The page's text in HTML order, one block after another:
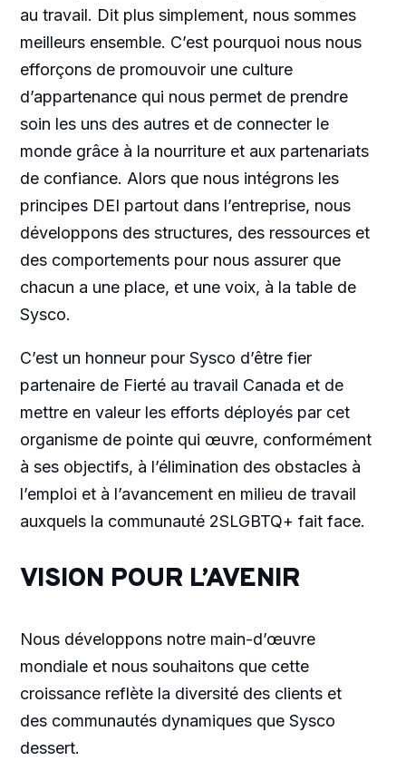
au travail. Dit plus simplement, nous sommes
meilleurs ensemble. C’est pourquoi nous nous
efforçons de promouvoir une culture
d’appartenance qui nous permet de prendre
soin les uns des autres et de connecter le
monde grâce à la nourriture et aux partenariats
de confiance. Alors que nous intégrons les
principes DEI partout dans l’entreprise, nous
développons des structures, des ressources et
des comportements pour nous assurer que
chacun a une place, et une voix, à la table de
Sysco.
C’est un honneur pour Sysco d’être fier
partenaire de Fierté au travail Canada et de
mettre en valeur les efforts déployés par cet
organisme de pointe qui œuvre, conformément
à ses objectifs, à l’élimination des obstacles à
l’emploi et à l’avancement en milieu de travail
auxquels la communauté 2SLGBTQ+ fait face.
VISION POUR L’AVENIR
Nous développons notre main-d’œuvre
mondiale et nous souhaitons que cette
croissance reflète la diversité des clients et
des communautés dynamiques que Sysco
dessert.